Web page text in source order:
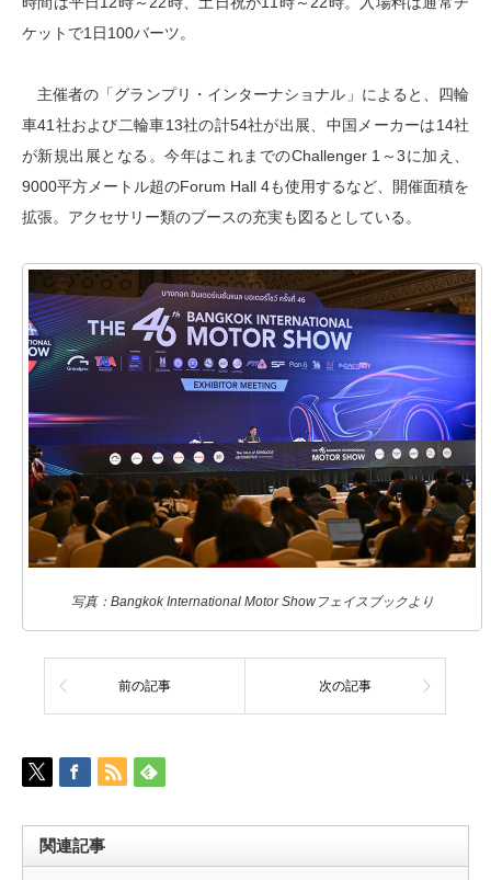
ケットで1日100バーツ。
主催者の「グランプリ・インターナショナル」によると、四輪
車41社および二輪車13社の計54社が出展、中国メーカーは14社
が新規出展となる。今年はこれまでのChallenger 1～3に加え、
9000平方メートル超のForum Hall 4も使用するなど、開催面積を
拡張。アクセサリー類のブースの充実も図るとしている。
写真：Bangkok International Motor Showフェイスブックより
前の記事 次の記事
関連記事